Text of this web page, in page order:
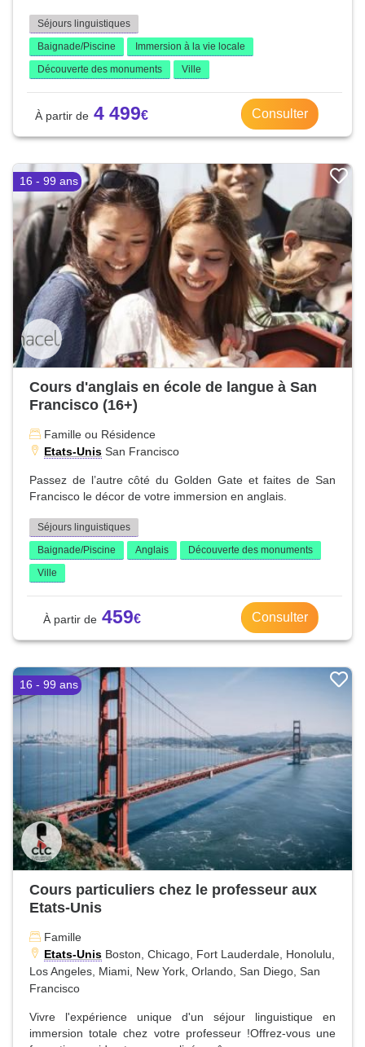
Séjours linguistiques
Baignade/Piscine
Immersion à la vie locale
Découverte des monuments
Ville
4 499 Consulter
16 - 99 ans
Cours d'anglais en école de langue à San
Francisco (16+)
Famille ou Résidence
Etats-Unis San Francisco
Passez de l’autre côté du Golden Gate et faites de San
Francisco le décor de votre immersion en anglais.
Séjours linguistiques
Baignade/Piscine
Anglais
Découverte des monuments
Ville
459 Consulter
16 - 99 ans
Cours particuliers chez le professeur aux
Etats-Unis
Famille
Etats-Unis Boston, Chicago, Fort Lauderdale, Honolulu,
Los Angeles, Miami, New York, Orlando, San Diego, San
Francisco
Vivre l'expérience unique d'un séjour linguistique en
immersion totale chez votre professeur !Offrez-vous une